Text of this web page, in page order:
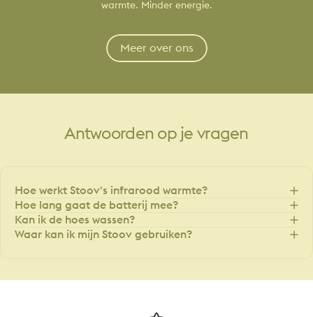
warmte. Minder energie.
Meer over ons
Antwoorden op je vragen
Hoe werkt Stoov's infrarood warmte?
Hoe lang gaat de batterij mee?
Kan ik de hoes wassen?
Waar kan ik mijn Stoov gebruiken?